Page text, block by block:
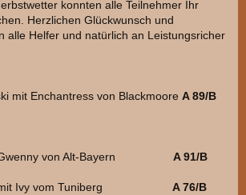
konnten alle Teilnehmer Ihr
Herzlichen Glückwunsch und
alle Helfer und natürlich an Leistungsricher
mit Enchantress von Blackmoore A 89/B
Gwenny von Alt-Bayern A 91/B
mit Ivy vom Tuniberg
A 76/B